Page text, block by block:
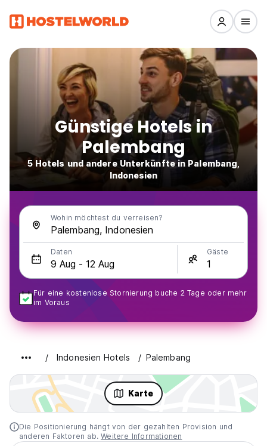
Günstige Hotels in
Palembang
5 Hotels und andere Unterkünfte in Palembang,
Indonesien
Wohin möchtest du verreisen?
Daten Gäste
Für eine kostenlose Stornierung buche 2 Tage oder mehr
im Voraus
Indonesien Hotels Palembang
Karte
Die Positionierung hängt von der gezahlten Provision und
anderen Faktoren ab.Weitere Informationen